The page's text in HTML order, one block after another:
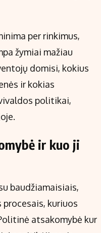
per rinkimus,
žymiai mažiau
domisi, kokius
ir kokias
politikai,
ir kuo ji
baudžiamaisiais,
kuriuos
atsakomybė kur